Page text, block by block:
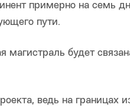
примерно на семь
пути.
будет
ведь на границах